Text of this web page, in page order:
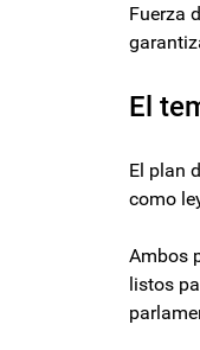
Fuerza
El
El plan
como
Ambos
listos